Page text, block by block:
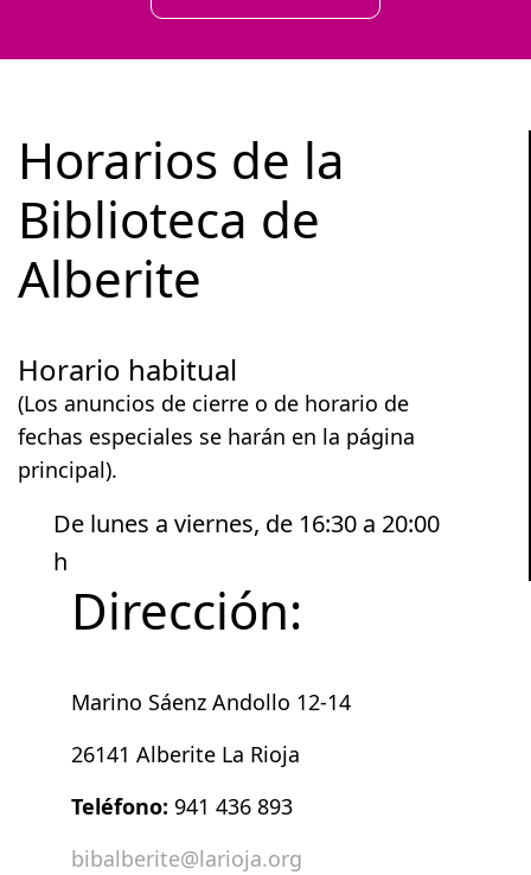
Horarios de la
Biblioteca de
Alberite
Horario habitual
(Los anuncios de cierre o de horario de
fechas especiales se harán en la página
principal).
De lunes a viernes, de 16:30 a 20:00
h
Dirección:
Marino Sáenz Andollo 12-14
26141 Alberite La Rioja
Teléfono: 941 436 893
bibalberite@larioja.org